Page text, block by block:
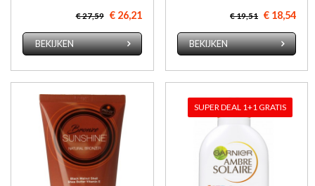
€ 27,59 € 26,21
BEKIJKEN
€ 19,51 € 18,54
BEKIJKEN
SUPER DEAL 1+1 GRATIS